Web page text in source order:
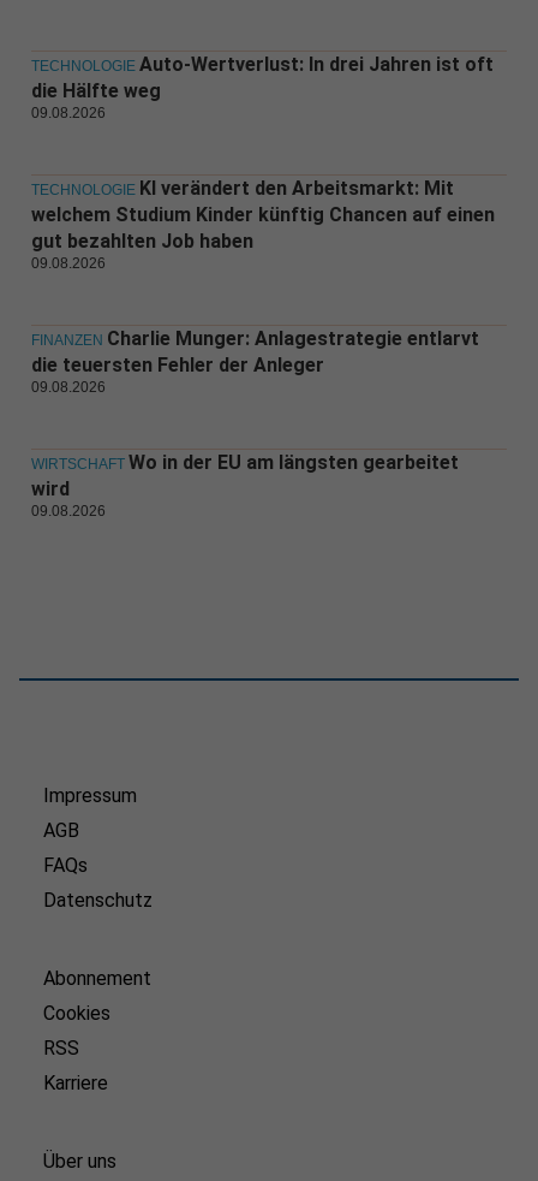
TECHNOLOGIE Auto-Wertverlust: In drei Jahren ist oft
die Hälfte weg
09.08.2026
TECHNOLOGIE KI verändert den Arbeitsmarkt: Mit
welchem Studium Kinder künftig Chancen auf einen
gut bezahlten Job haben
09.08.2026
FINANZEN Charlie Munger: Anlagestrategie entlarvt
die teuersten Fehler der Anleger
09.08.2026
WIRTSCHAFT Wo in der EU am längsten gearbeitet
wird
09.08.2026
Impressum
AGB
FAQs
Datenschutz
Abonnement
Cookies
RSS
Karriere
Über uns